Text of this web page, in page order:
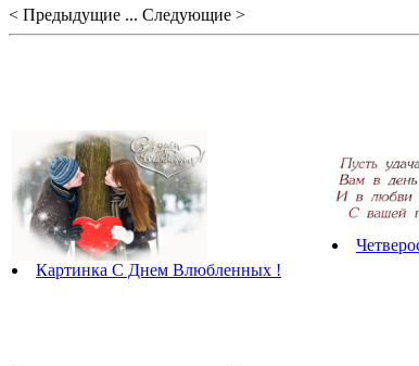
< Предыдущие ... Следующие >
Картинка С Днем Влюбленных !